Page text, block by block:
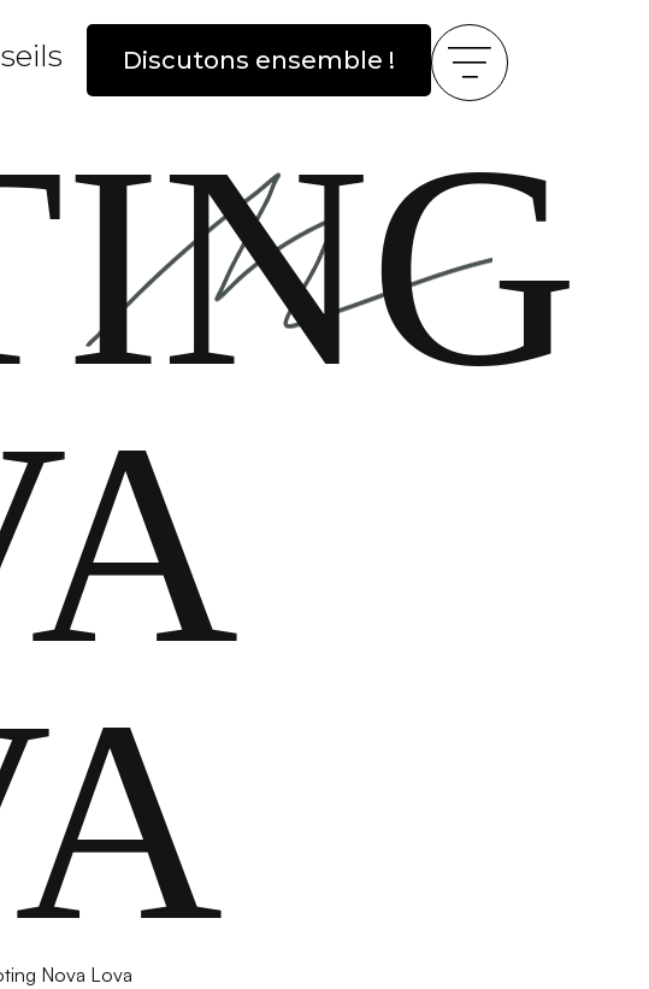
Discutons ensemble !
Nova Lova